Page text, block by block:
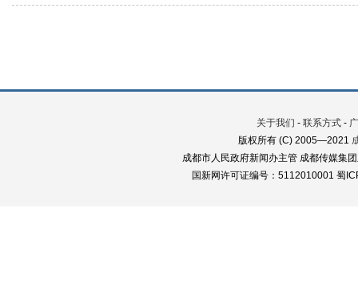
关于我们 - 联系方式 -
版权所有 (C) 2005—2021
成都市人民政府新闻办主管 成都传媒集
国新网许可证编号：5112010001 蜀